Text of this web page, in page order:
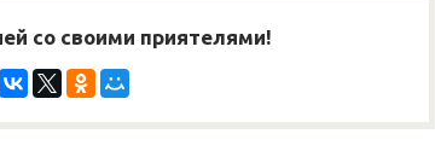
со своими приятелями!